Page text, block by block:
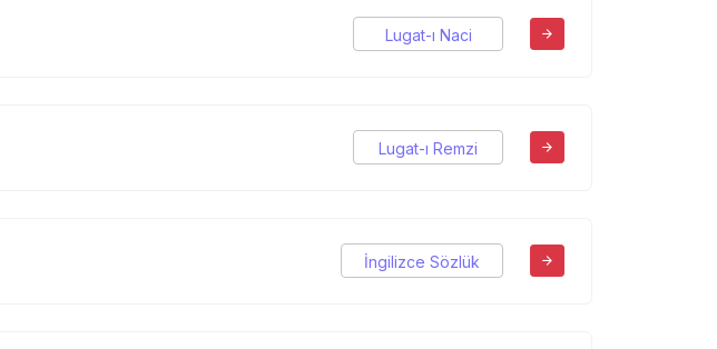
Lugat-ı Naci
Lugat-ı Remzi
İngilizce Sözlük